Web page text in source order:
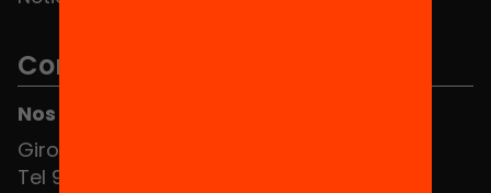
Contacto
Nos puedes encontrar en el HUB Social
Girona 34, interior 08010 Barcelona
Tel 934 588 700